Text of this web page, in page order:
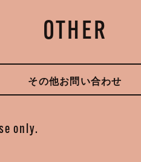
OTHER
その他お問い合わせ
only.